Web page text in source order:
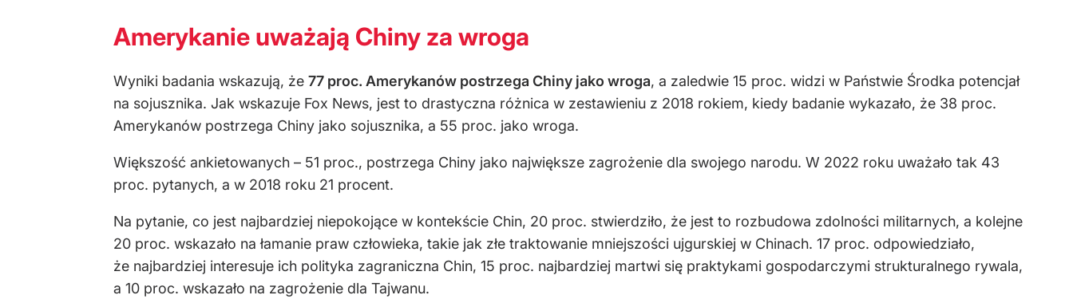
Amerykanie uważają Chiny za wroga
Wyniki badania wskazują, że 77 proc. Amerykanów postrzega Chiny jako wroga, a zaledwie 15 proc. widzi w Państwie Środka potencjał
na sojusznika. Jak wskazuje Fox News, jest to drastyczna różnica w zestawieniu z 2018 rokiem, kiedy badanie wykazało, że 38 proc.
Amerykanów postrzega Chiny jako sojusznika, a 55 proc. jako wroga.
Większość ankietowanych – 51 proc., postrzega Chiny jako największe zagrożenie dla swojego narodu. W 2022 roku uważało tak 43
proc. pytanych, a w 2018 roku 21 procent.
Na pytanie, co jest najbardziej niepokojące w kontekście Chin, 20 proc. stwierdziło, że jest to rozbudowa zdolności militarnych, a kolejne
20 proc. wskazało na łamanie praw człowieka, takie jak złe traktowanie mniejszości ujgurskiej w Chinach. 17 proc. odpowiedziało,
że najbardziej interesuje ich polityka zagraniczna Chin, 15 proc. najbardziej martwi się praktykami gospodarczymi strukturalnego rywala,
a 10 proc. wskazało na zagrożenie dla Tajwanu.